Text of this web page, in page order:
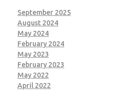
September 2025
August 2024
May 2024
February 2024
May 2023
February 2023
May 2022
April 2022